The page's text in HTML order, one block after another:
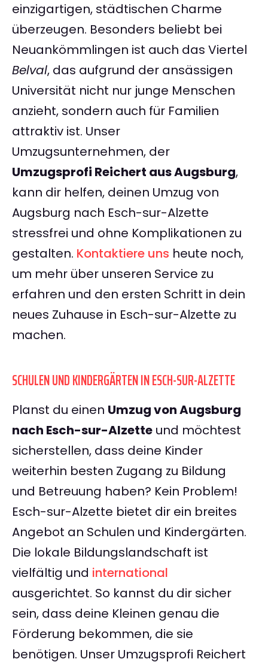
einzigartigen, städtischen Charme
überzeugen. Besonders beliebt bei
Neuankömmlingen ist auch das Viertel
Belval, das aufgrund der ansässigen
Universität nicht nur junge Menschen
anzieht, sondern auch für Familien
attraktiv ist. Unser
Umzugsunternehmen, der
Umzugsprofi Reichert aus Augsburg,
kann dir helfen, deinen Umzug von
Augsburg nach Esch-sur-Alzette
stressfrei und ohne Komplikationen zu
gestalten. Kontaktiere uns heute noch,
um mehr über unseren Service zu
erfahren und den ersten Schritt in dein
neues Zuhause in Esch-sur-Alzette zu
machen.
SCHULEN UND KINDERGÄRTEN IN ESCH-SUR-ALZETTE
Planst du einen Umzug von Augsburg
nach Esch-sur-Alzette und möchtest
sicherstellen, dass deine Kinder
weiterhin besten Zugang zu Bildung
und Betreuung haben? Kein Problem!
Esch-sur-Alzette bietet dir ein breites
Angebot an Schulen und Kindergärten.
Die lokale Bildungslandschaft ist
vielfältig und international
ausgerichtet. So kannst du dir sicher
sein, dass deine Kleinen genau die
Förderung bekommen, die sie
benötigen. Unser Umzugsprofi Reichert